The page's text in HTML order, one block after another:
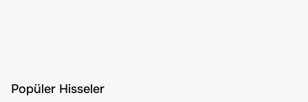
Popüler Hisseler